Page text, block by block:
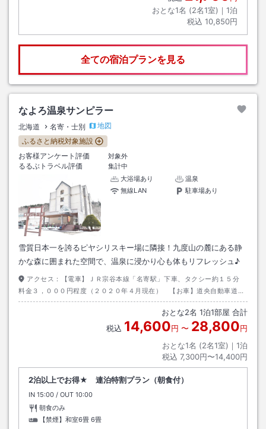
おとな1名 (2名1室)｜ 1泊
税込 10,850円
全ての宿泊プランを見る
なよろ温泉サンピラー
北海道 名寄・士別
地図
ふるさと納税対象施設
お客様アンケート評価
対象外
るるぶトラベル評価
集計中
大浴場あり
温泉
無線LAN
駐車場あり
雪質日本一を誇るピヤシリスキー場に隣接！九度山の麓にある静
かな森に囲まれた空間で、温泉に浸かり心も体もリフレッシュ♪
アクセス：
【電車】ＪＲ宗谷本線「名寄駅」下車、タクシー約１５分
料金３，０００円程度（２０２０年４月現在） 【お車】道央自動車道、
士別剣淵ＩＣより国道４０号線へ
おとな2名 1泊1部屋 合計
税込 14,600円 〜 28,800円
おとな1名 (2名1室)｜ 1泊
税込 7,300円〜14,400円
2泊以上でお得★ 連泊特割プラン（朝食付）
IN チェックイン
15:00 / OUT チェックアウト
10:00
朝食のみ
【禁煙】和室6畳 6畳